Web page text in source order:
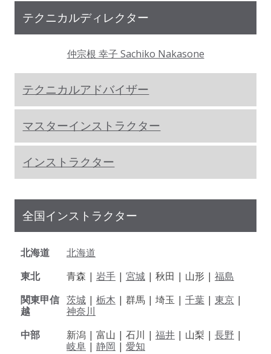
テクニカルディレクター
仲宗根 幸子 Sachiko Nakasone
テクニカルアドバイザー
マスターインストラクター
インストラクター
全国インストラクター
北海道
北海道
東北
青森 | 岩手 | 宮城 | 秋田 | 山形 | 福島
関東甲信
越
茨城 | 栃木 | 群馬 | 埼玉 | 千葉 | 東京 |
神奈川
中部
新潟 | 富山 | 石川 | 福井 | 山梨 | 長野 |
岐阜 | 静岡 | 愛知